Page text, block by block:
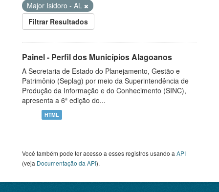
Major Isidoro - AL
Filtrar Resultados
Painel - Perfil dos Municípios Alagoanos
A Secretaria de Estado do Planejamento, Gestão e
Patrimônio (Seplag) por meio da Superintendência de
Produção da Informação e do Conhecimento (SINC),
apresenta a 6ª edição do...
HTML
Você também pode ter acesso a esses registros usando a API
(veja Documentação da API).